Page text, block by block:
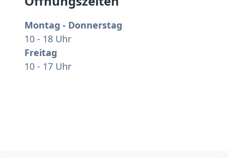
Montag - Donnerstag
10 - 18 Uhr
Freitag
10 - 17 Uhr